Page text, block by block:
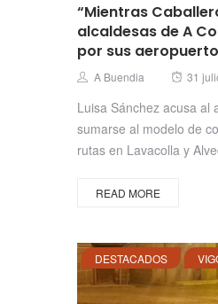
“Mientras
alcaldesas de A
por sus
Author
A Buendia 31
Luisa Sánchez acusa al
sumarse al modelo de
rutas en Lavacolla y
READ MORE
DESTACADOS